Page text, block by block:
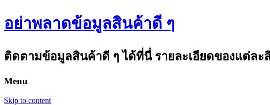
อย่าพลาดข้อมูลสินค้าดี ๆ
ติดตามข้อมูลสินค้าดี ๆ ได้ที่นี่ รายละเอียดของแต่ล
Menu
Skip to content